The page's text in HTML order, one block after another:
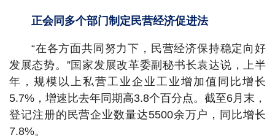
正会同多个部门制定民营经济促进法
“在各方面共同努力下，民营经济保持稳定向好
发展态势。”国家发展改革委副秘书长袁达说，上半
年，规模以上私营工业企业工业增加值同比增长
5.7%，增速比去年同期高3.8个百分点。截至6月末，
登记注册的民营企业数量达5500余万户，同比增长
7.8%。